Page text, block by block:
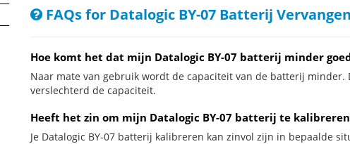
FAQs for Datalogic BY-07 Batterij Vervangen
Hoe komt het dat mijn Datalogic BY-07 batterij minder
Naar mate van gebruik wordt de capaciteit van de batterij
verslechterd de capaciteit.
Heeft het zin om mijn Datalogic BY-07 batterij te
Je Datalogic BY-07 batterij kalibreren kan zinvol zijn in bepaalde